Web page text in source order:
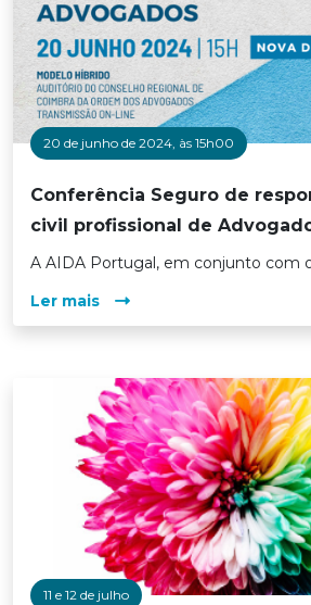
20 de junho de 2024, às 15h00
Conferência Seguro de
civil profissional de
A AIDA Portugal, em conjunto com
Ler mais
11 e 12 de julho